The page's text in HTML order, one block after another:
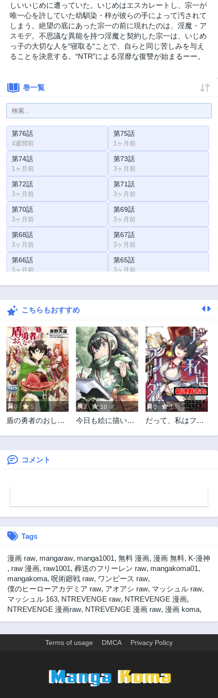
しいいじめに遭っていた。いじめはエスカレートし、宗一が
唯一心を許していた幼馴染・梓が彼らの手によって汚されて
しまう。絶望の底にあった宗一の前に現れたのは、淫魔・ア
スモデ。不思議な異能を持つ淫魔と契約した宗一は、いじめ
っ子の大切な人を“寝取る“ことで、自らと同じ苦しみを与え
ることを決意する。“NTR”による淫靡な復讐が始まるーー。
巻一覧
第76話
4週間前
第75話
1ヶ月前
第74話
1ヶ月前
第73話
3ヶ月前
第72話
3ヶ月前
第71話
3ヶ月前
第70話
3ヶ月前
第69話
3ヶ月前
第68話
3ヶ月前
第67話
3ヶ月前
第66話
3ヶ月前
第65話
3ヶ月前
第64話 第63話
第62話
第60話
10ヶ月前
第59話
10ヶ月前
第58話
1年前
第57話
1年前
第56話
1年前
第55話
1年前
第54話
1年前
第53話
1年前
第52話 第51話
第50話
第44話
第42話
1年前
第41話
1年前
第40話
1年前
第39話
1年前
第38話 第37話
第35話
1年前
こちらもおすすめ
0 5
盾の勇者のおしな
2 10
今日も絵に描いた
0 10
だって、私はフリ
みます
コメント
Tags
漫画 raw, mangaraw, manga1001, 無料 漫画, 漫画 無料, K-漫神
, raw 漫画, raw1001, 葬送のフリーレン raw, mangakoma01,
mangakoma, 呪術廻戦 raw, ワンピース raw,
僕のヒーローアカデミア raw, アオアシ raw, マッシュル raw,
マッシュル 163, NTREVENGE raw, NTREVENGE 漫画,
NTREVENGE 漫画raw, NTREVENGE 漫画 raw, 漫画 koma,
Terms of usage DMCA Privacy Policy